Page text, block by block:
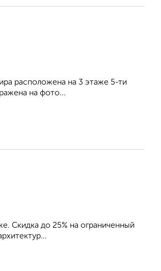
расположена на 3 этаже 5-ти
на фото...
Скидка до 25% на ограниченный